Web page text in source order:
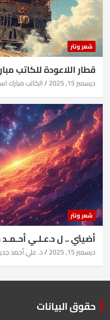
شعر ونثر
قطار اللاعودة للكاتب
ديسمبر 15, 2025 الكاتب مبارك
شعر ونثر
أضيئي .. ل د.عـلـي أحـمـد
ديسمبر 15, 2025 د. علي أحمد
حقوق البيانات